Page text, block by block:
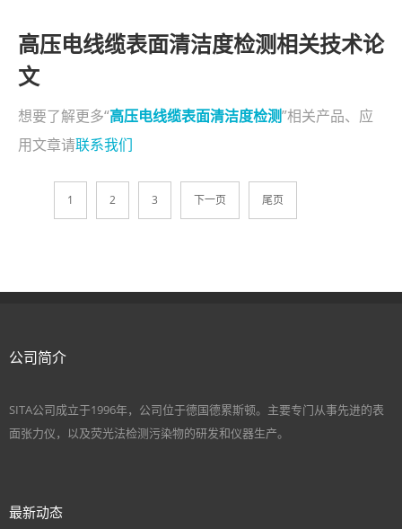
高压电线缆表面清洁度检测相关技术论
文
想要了解更多“高压电线缆表面清洁度检测”相关产品、应
用文章请联系我们
1 2 3 下一页 尾页
公司简介
SITA公司成立于1996年，公司位于德国德累斯顿。主要专门从事先进的表
面张力仪，以及荧光法检测污染物的研发和仪器生产。
最新动态